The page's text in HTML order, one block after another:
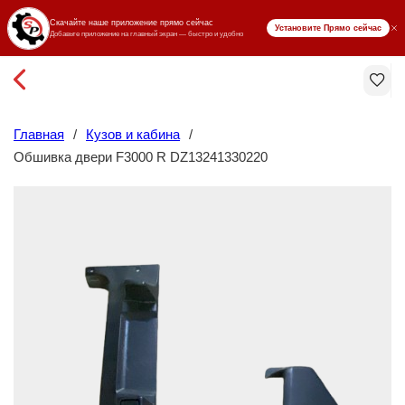
₸ KZT
Главная / Кузов и кабина /
Обшивка двери F3000 R DZ13241330220